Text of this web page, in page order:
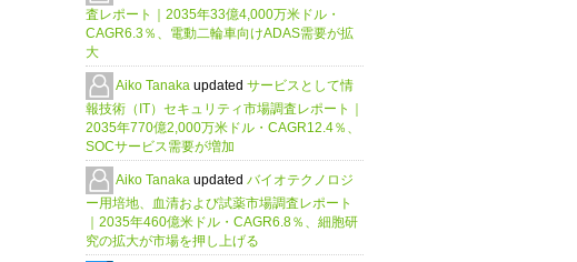
査レポート｜2035年33億4,000万米ドル・
CAGR6.3％、電動二輪車向けADAS需要が拡
大
Aiko Tanaka updated サービスとして情
報技術（IT）セキュリティ市場調査レポート｜
2035年770億2,000万米ドル・CAGR12.4％、
SOCサービス需要が増加
Aiko Tanaka updated バイオテクノロジ
ー用培地、血清および試薬市場調査レポート
｜2035年460億米ドル・CAGR6.8％、細胞研
究の拡大が市場を押し上げる